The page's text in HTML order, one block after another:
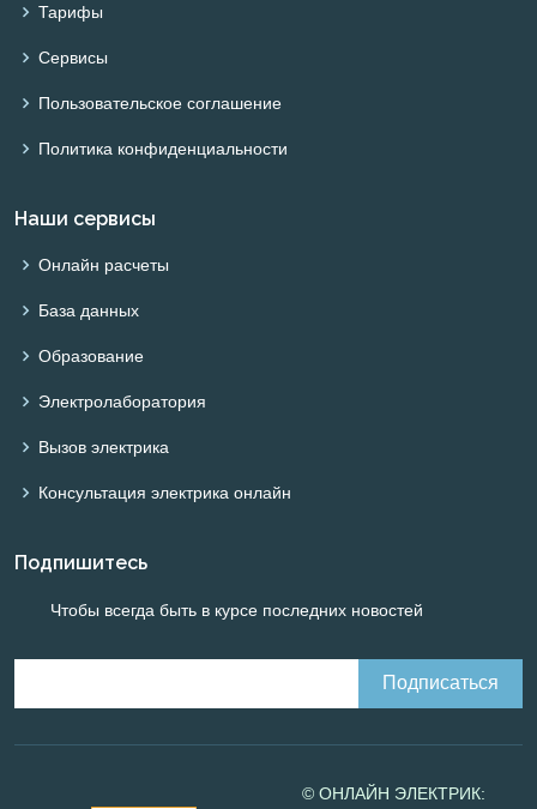
Тарифы
Сервисы
Пользовательское соглашение
Политика конфиденциальности
Наши сервисы
Онлайн расчеты
База данных
Образование
Электролаборатория
Вызов электрика
Консультация электрика онлайн
Подпишитесь
Чтобы всегда быть в курсе последних новостей
© ОНЛАЙН ЭЛЕКТРИК: